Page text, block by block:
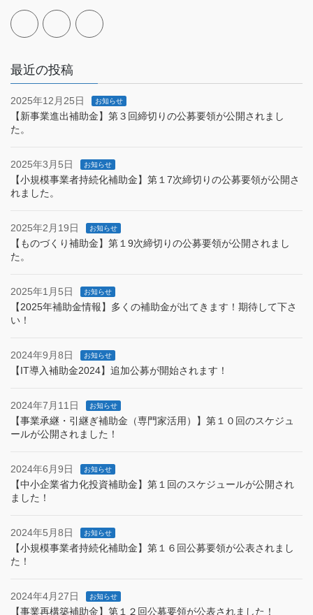
最近の投稿
2025年12月25日 お知らせ
【新事業進出補助金】第３回締切りの公募要領が公開されまし
た。
2025年3月5日 お知らせ
【小規模事業者持続化補助金】第１7次締切りの公募要領が公開さ
れました。
2025年2月19日 お知らせ
【ものづくり補助金】第１9次締切りの公募要領が公開されまし
た。
2025年1月5日 お知らせ
【2025年補助金情報】多くの補助金が出てきます！期待して下さ
い！
2024年9月8日 お知らせ
【IT導入補助金2024】追加公募が開始されます！
2024年7月11日 お知らせ
【事業承継・引継ぎ補助金（専門家活用）】第１０回のスケジュ
ールが公開されました！
2024年6月9日 お知らせ
【中小企業省力化投資補助金】第１回のスケジュールが公開され
ました！
2024年5月8日 お知らせ
【小規模事業者持続化補助金】第１６回公募要領が公表されまし
た！
2024年4月27日 お知らせ
【事業再構築補助金】第１２回公募要領が公表されました！